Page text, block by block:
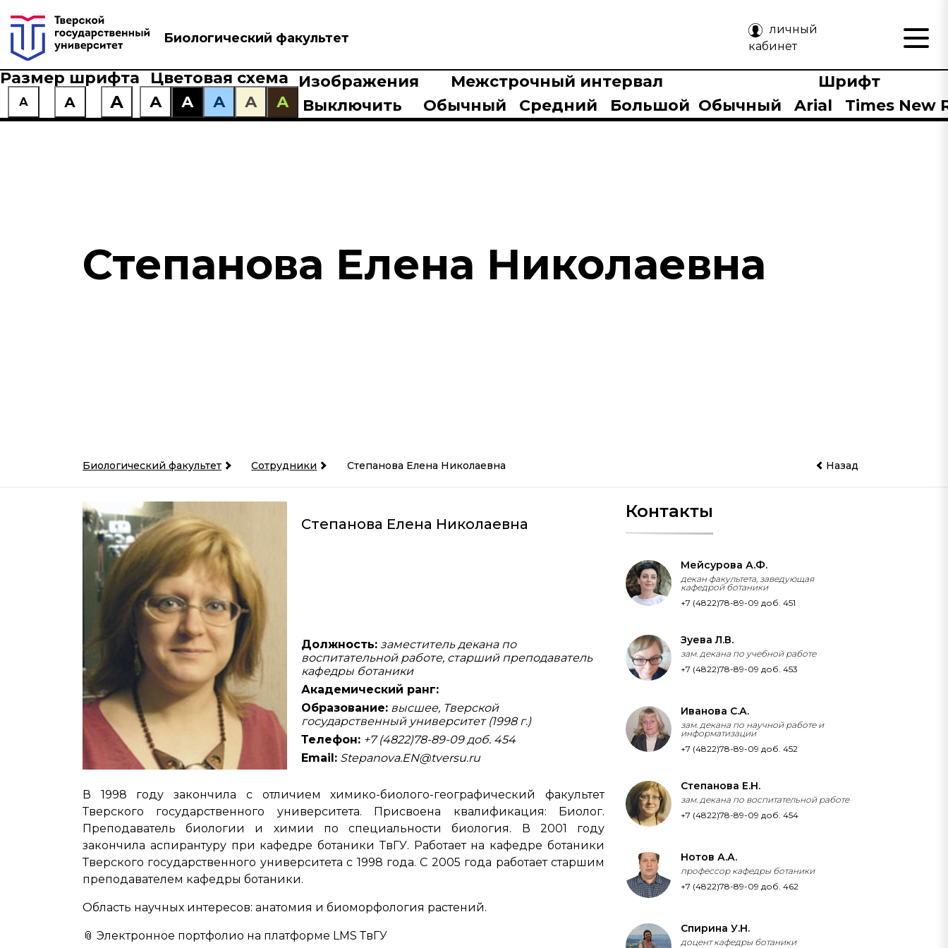
Размер шрифта
А А А
Цветовая схема
А
А А А А
Изображения
Выключить
Межстрочный интервал
Обычный
Средний Большой
Шрифт
Обычный
Arial Times New
Биологический факультет
личный
кабинет
Степанова Елена Николаевна
Биологический факультет Сотрудники Степанова Елена Николаевна Назад
Степанова Елена Николаевна
Должность: заместитель декана по
воспитательной работе, старший преподаватель
кафедры ботаники
Академический ранг:
Образование: высшее, Тверской
государственный университет (1998 г.)
Телефон: +7 (4822)78-89-09 доб. 454
Email: Stepanova.EN@tversu.ru
В 1998 году закончила с отличием химико-биолого-географический факультет
Тверского государственного университета. Присвоена квалификация: Биолог.
Преподаватель биологии и химии по специальности биология. В 2001 году
закончила аспирантуру при кафедре ботаники ТвГУ. Работает на кафедре ботаники
Тверского государственного университета с 1998 года. С 2005 года работает старшим
преподавателем кафедры ботаники.
Область научных интересов: анатомия и биоморфология растений.
📎 Электронное портфолио на платформе LMS ТвГУ
Контакты
Мейсурова А.Ф.
декан факультета, заведующая
кафедрой ботаники
+7 (4822)78-89-09 доб. 451
Зуева Л.В.
зам. декана по учебной работе
+7 (4822)78-89-09 доб. 453
Иванова С.А.
зам. декана по научной работе и
информатизации
+7 (4822)78-89-09 доб. 452
Степанова Е.Н.
зам. декана по воспитательной работе
+7 (4822)78-89-09 доб. 454
Нотов А.А.
профессор кафедры ботаники
+7 (4822)78-89-09 доб. 462
Спирина У.Н.
доцент кафедры ботаники